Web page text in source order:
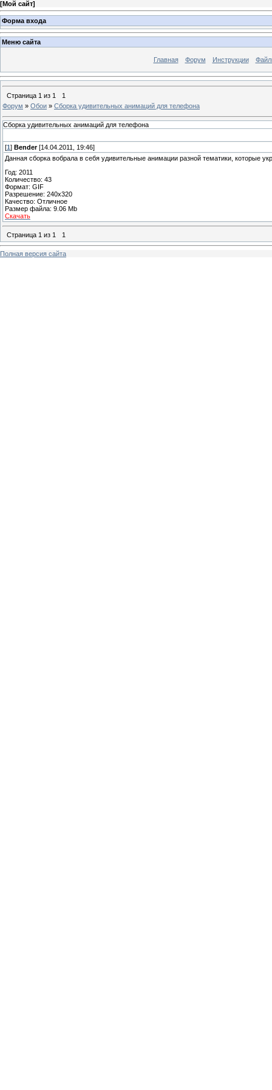
[Мой сайт]
Форма входа
Меню сайта
Главная Форум Инструкции
Страница 1 из 1
1
Форум » Обои » Сборка удивительных анимаций для телефона
Сборка удивительных анимаций для телефона
[1 ] Bender[14.04.2011, 19:46]
Данная сборка вобрала в себя удивительные анимации разной тематики, которые
Год: 2011
Количество: 43
Формат: GIF
Разрешение: 240x320
Качество: Отличное
Размер файла: 9.06 Mb
Скачать
Страница 1 из 1 1
Полная версия сайта